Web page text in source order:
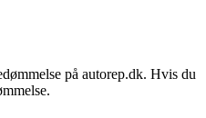
på autorep.dk. Hvis